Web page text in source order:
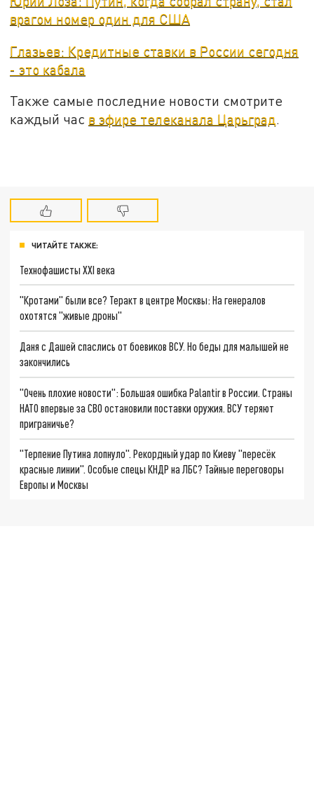
врагом номер один для США
Глазьев: Кредитные ставки в России сегодня
- это кабала
Также самые последние новости смотрите
каждый час в эфире телеканала Царьград.
ЧИТАЙТЕ ТАКЖЕ:
Технофашисты XXI века
"Кротами" были все? Теракт в центре Москвы: На генералов
охотятся "живые дроны"
Даня с Дашей спаслись от боевиков ВСУ. Но беды для малышей не
закончились
"Очень плохие новости": Большая ошибка Palantir в России. Страны
НАТО впервые за СВО остановили поставки оружия. ВСУ теряют
приграничье?
"Терпение Путина лопнуло". Рекордный удар по Киеву "пересёк
красные линии". Особые спецы КНДР на ЛБС? Тайные переговоры
Европы и Москвы